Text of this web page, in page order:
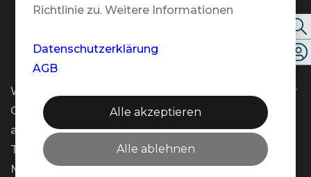
Folgen Sie uns
Wir bieten Ihnen flexible Beratungstermine an – vor
Ort, telefonisch oder per Video – und das gerne
auch ausserhalb unserer regulären Öffnungszeiten.
Teilen Sie uns Ihren Wunschtermin einfach per E-
Mail mit!
Richtlinie zu. Weitere Informationen
Datenschutzerklärung
AGB
Alle akzeptieren
Alle ablehnen